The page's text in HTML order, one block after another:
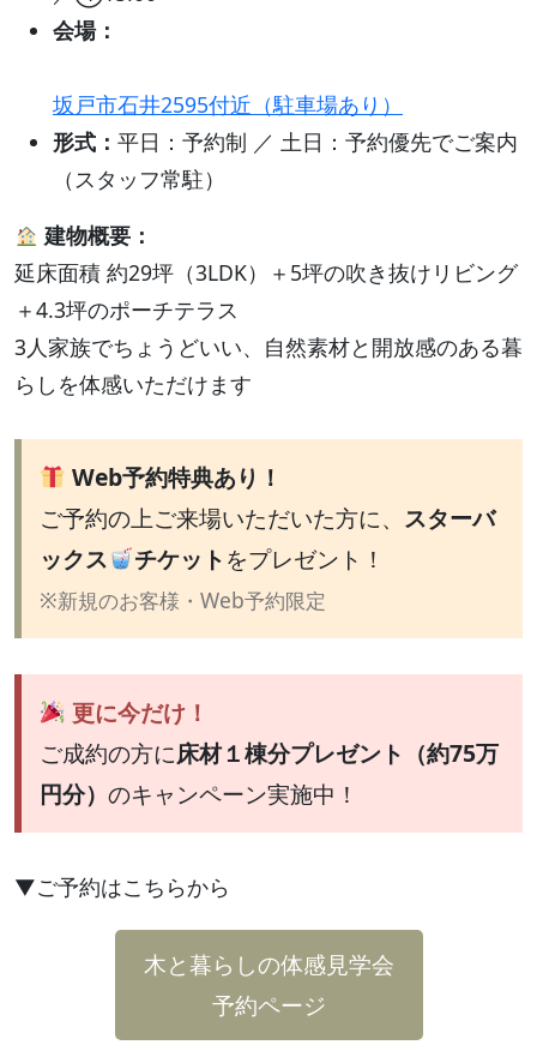
会場：
坂戸市石井2595付近（駐車場あり）
形式： 平日：予約制 ／ 土日：予約優先でご案内
（スタッフ常駐）
建物概要：
延床面積 約29坪（3LDK）＋5坪の吹き抜けリビング
＋4.3坪のポーチテラス
3人家族でちょうどいい、自然素材と開放感のある暮
らしを体感いただけます
Web予約特典あり！
ご予約の上ご来場いただいた方に、 スターバ
ックス
チケットをプレゼント！
※新規のお客様・Web予約限定
更に今だけ！
ご成約の方に床材１棟分プレゼント（約75万
円分） のキャンペーン実施中！
▼ご予約はこちらから
木と暮らしの体感見学会
予約ページ